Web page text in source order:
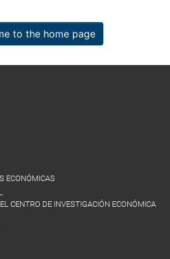
to the home page
ECONÓMICAS
CENTRO DE INVESTIGACIÓN ECONÓMICA